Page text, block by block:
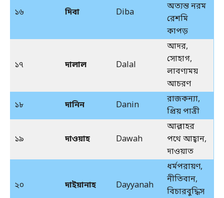
১৬ দিবা Diba
অত্যন্ত নরম
রেশমি
কাপড়
১৭ দালাল Dalal
আদর,
সোহাগ,
লাবণ্যময়
আচরণ
১৮
দানিন Danin
রাজকন্যা,
প্রিয় পাত্রী
১৯ দাওয়াহ Dawah
আল্লাহর
পথে আহ্বান,
দাওয়াত
২০ দাইয়ানাহ Dayyanah
ধর্মপরায়ণ,
নীতিবান,
বিচারবুদ্ধিস